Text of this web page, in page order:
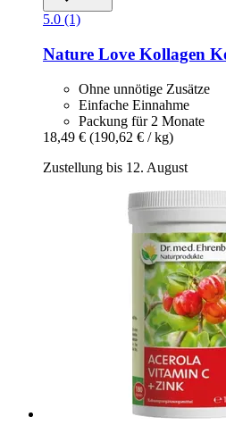
5.0 (1)
Nature Love Kollagen
Ohne unnötige Zusätze
Einfache Einnahme
Packung für 2 Monate
18,49 € (190,62 € / kg)
Zustellung bis 12. August